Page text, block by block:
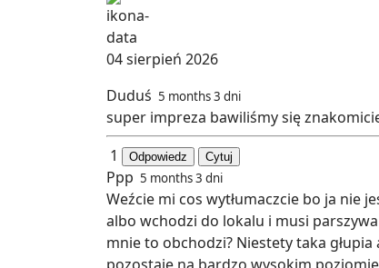
04 sierpień 2026
Duduś 5 months 3 dni
super impreza bawiliśmy się
1
Odpowiedz Cytuj
Ppp 5 months 3 dni
Weźcie mi cos wytłumaczcie bo ja nie
albo wchodzi do lokalu i musi
mnie to obchodzi? Niestety taka